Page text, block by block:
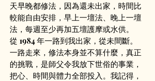
天早晚都修法，因為還未出家，時間比
較能自由安排，早上一壇法、晚上一壇
法，每週至少再加五壇護摩或水供。
從 1984 年一路到我出家，從未間斷。
一路走來，修法本身並不算什麼，真正
的挑戰，是師父令我放下世俗的事業，
把心、時間與體力全部投入。我記得，